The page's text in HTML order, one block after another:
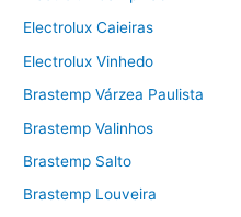
Electrolux Caieiras
Electrolux Vinhedo
Brastemp Várzea Paulista
Brastemp Valinhos
Brastemp Salto
Brastemp Louveira